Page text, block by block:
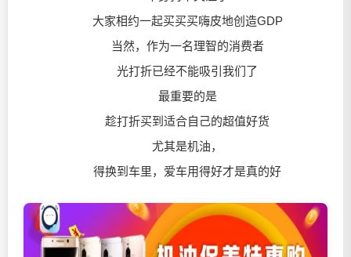
大家相约一起买买买嗨皮地创造GDP
当然，作为一名理智的消费者
光打折已经不能吸引我们了
最重要的是
趁打折买到适合自己的超值好货
尤其是机油，
得换到车里，爱车用得好才是真的好